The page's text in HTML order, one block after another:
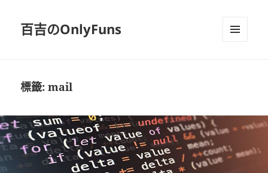
百吉のOnlyFuns
標籤:mail